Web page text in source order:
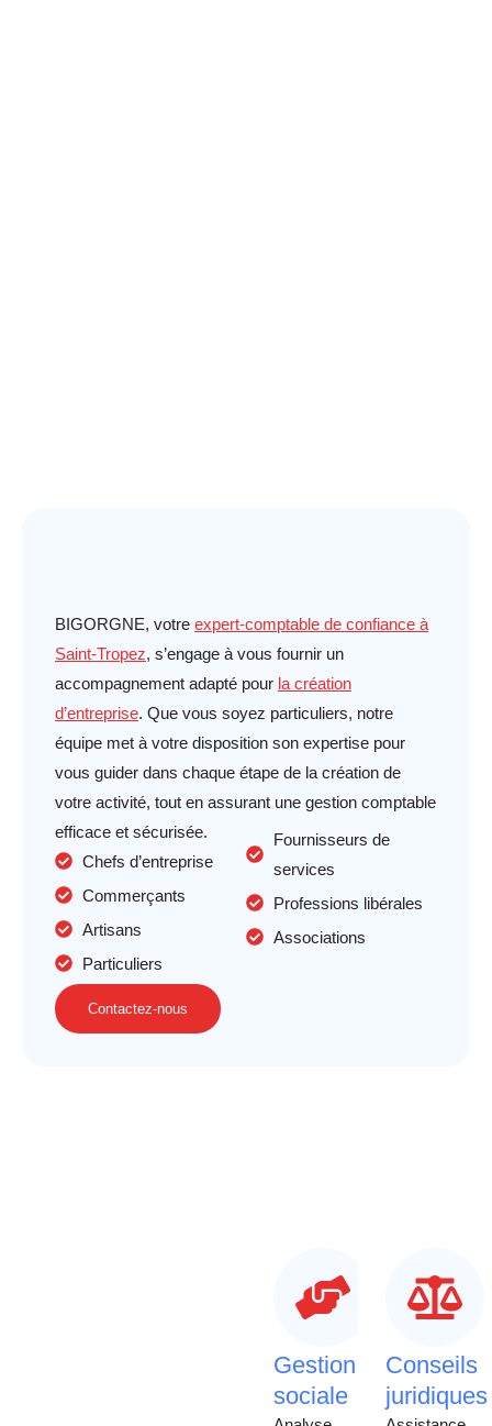
BIGORGNE, votre expert-comptable de confiance à
Saint-Tropez, s’engage à vous fournir un
accompagnement adapté pour la création
d’entreprise. Que vous soyez particuliers, notre
équipe met à votre disposition son expertise pour
vous guider dans chaque étape de la création de
votre activité, tout en assurant une gestion comptable
efficace et sécurisée.
Chefs d’entreprise
Commerçants
Artisans
Particuliers
Fournisseurs de
services
Professions libérales
Associations
Contactez-nous
Gestion
sociale
Conseils
juridiques